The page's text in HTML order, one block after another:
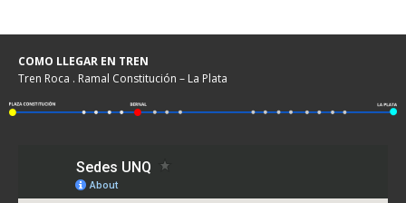
COMO LLEGAR EN TREN
Tren Roca . Ramal Constitución – La Plata